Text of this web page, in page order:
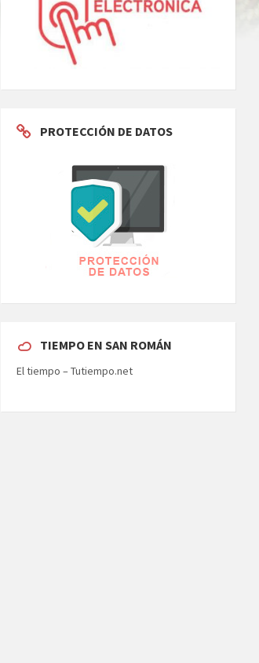
PROTECCIÓN DE DATOS
TIEMPO EN SAN ROMÁN
El tiempo – Tutiempo.net